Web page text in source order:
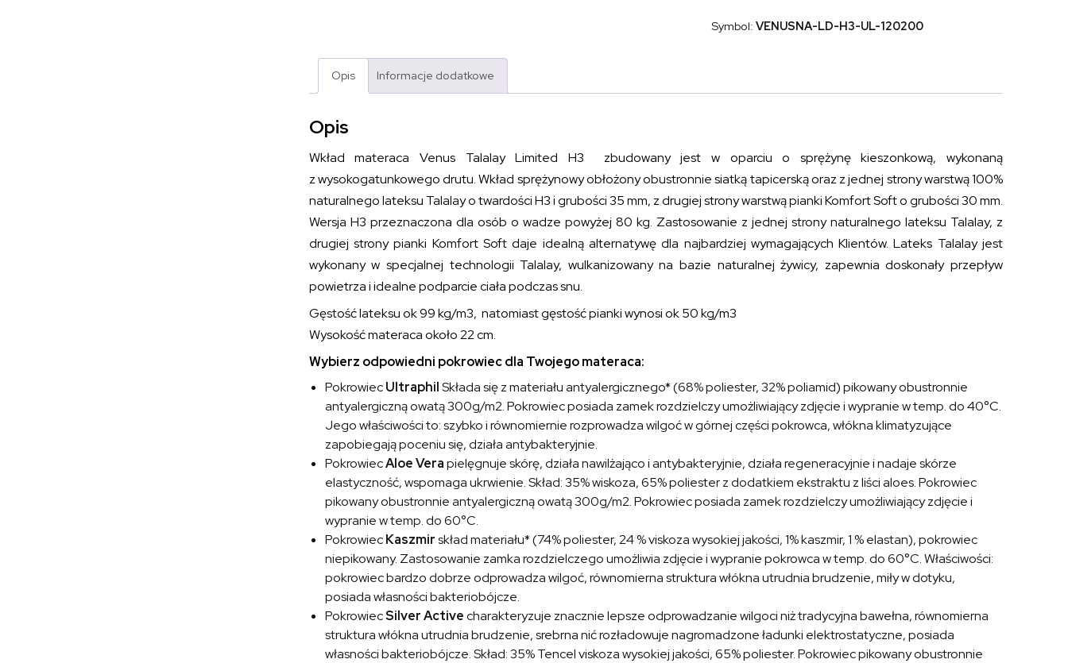
lateksu
LIMITED
Symbol:VENUSNA-LD-H3-UL-120200
Opis Informacje dodatkowe
Opis
Wkład materaca Venus Talalay Limited H3 zbudowany jest w oparciu o sprężynę kieszonkową, wykonaną
z wysokogatunkowego drutu. Wkład sprężynowy obłożony obustronnie siatką tapicerską oraz z jednej strony warstwą 100%
naturalnego lateksu Talalay o twardości H3 i grubości 35 mm, z drugiej strony warstwą pianki Komfort Soft o grubości 30 mm.
Wersja H3 przeznaczona dla osób o wadze powyżej 80 kg. Zastosowanie z jednej strony naturalnego lateksu Talalay, z
drugiej strony pianki Komfort Soft daje idealną alternatywę dla najbardziej wymagających Klientów. Lateks Talalay jest
wykonany w specjalnej technologii Talalay, wulkanizowany na bazie naturalnej żywicy, zapewnia doskonały przepływ
powietrza i idealne podparcie ciała podczas snu.
Gęstość lateksu ok 99 kg/m3, natomiast gęstość pianki wynosi ok 50 kg/m3
Wysokość materaca około 22 cm.
Wybierz odpowiedni pokrowiec dla Twojego materaca:
PokrowiecUltraphilSkłada się z materiału antyalergicznego* (68% poliester, 32% poliamid) pikowany obustronnie
antyalergiczną owatą 300g/m2. Pokrowiec posiada zamek rozdzielczy umożliwiający zdjęcie i wypranie w temp. do 40°C.
Jego właściwości to: szybko i równomiernie rozprowadza wilgoć w górnej części pokrowca, włókna klimatyzujące
zapobiegają poceniu się, działa antybakteryjnie.
PokrowiecAloe Verapielęgnuje skórę, działa nawilżająco i antybakteryjnie, działa regeneracyjnie i nadaje skórze
elastyczność, wspomaga ukrwienie. Skład: 35% wiskoza, 65% poliester z dodatkiem ekstraktu z liści aloes. Pokrowiec
pikowany obustronnie antyalergiczną owatą 300g/m2. Pokrowiec posiada zamek rozdzielczy umożliwiający zdjęcie i
wypranie w temp. do 60°C.
PokrowiecKaszmirskład materiału* (74% poliester, 24 % viskoza wysokiej jakości, 1% kaszmir, 1 % elastan), pokrowiec
niepikowany. Zastosowanie zamka rozdzielczego umożliwia zdjęcie i wypranie pokrowca w temp. do 60°C. Właściwości:
pokrowiec bardzo dobrze odprowadza wilgoć, równomierna struktura włókna utrudnia brudzenie, miły w dotyku,
posiada własności bakteriobójcze.
PokrowiecSilver Activecharakteryzuje znacznie lepsze odprowadzanie wilgoci niż tradycyjna bawełna, równomierna
struktura włókna utrudnia brudzenie, srebrna nić rozładowuje nagromadzone ładunki elektrostatyczne, posiada
własności bakteriobójcze. Skład: 35% Tencel viskoza wysokiej jakości, 65% poliester. Pokrowiec pikowany obustronnie